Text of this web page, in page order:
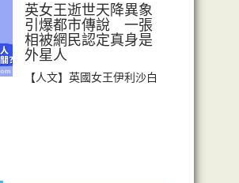
英女王逝世天降異象
引爆都市傳說 一張
相被網民認定真身是
外星人
【人文】英國女王伊利沙白